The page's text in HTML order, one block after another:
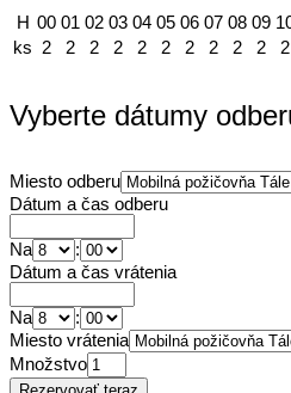
H 00 01 02 03 04 05 06 07 08 09
ks 2 2 2 2 2 2 2 2 2 2 2
Vyberte dátumy
Miesto odberu
Dátum a čas odberu
Na
:
Dátum a čas vrátenia
Na
:
Miesto vrátenia
Množstvo